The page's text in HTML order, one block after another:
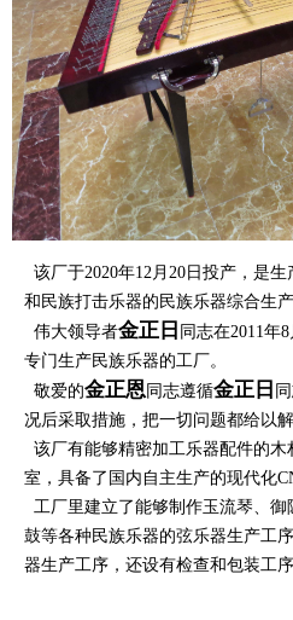
该厂于2020年12月20日投产，是
和民族打击乐器的民族乐器综合生产
伟大领导者金正日 同志在2011年
专门生产民族乐器的工厂。
敬爱的金正恩 同志遵循金正日
况后采取措施，把一切问题都给以解
该厂有能够精密加工乐器配件的
室，具备了国内自主生产的现代化
工厂里建立了能够制作玉流琴、
鼓等各种民族乐器的弦乐器生产工
器生产工序，还设有检查和包装工序